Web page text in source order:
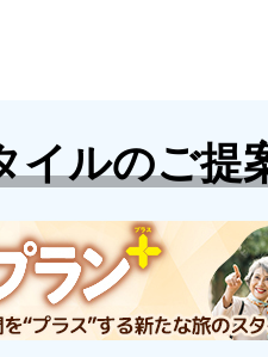
イルのご提